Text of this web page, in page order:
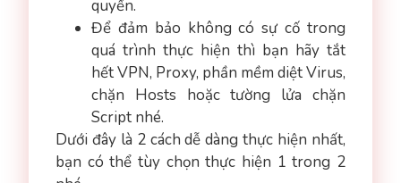
quyền.
Để đảm bảo không có sự cố trong
quá trình thực hiện thì bạn hãy tắt
hết VPN, Proxy, phần mềm diệt Virus,
chặn Hosts hoặc tường lửa chặn
Script nhé.
Dưới đây là 2 cách dễ dàng thực hiện nhất,
bạn có thể tùy chọn thực hiện 1 trong 2